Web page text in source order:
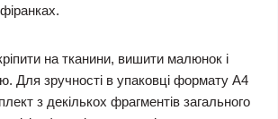
на тканини, вишити малюнок і
Для зручності в упаковці формату А4
з декількох фрагментів загального